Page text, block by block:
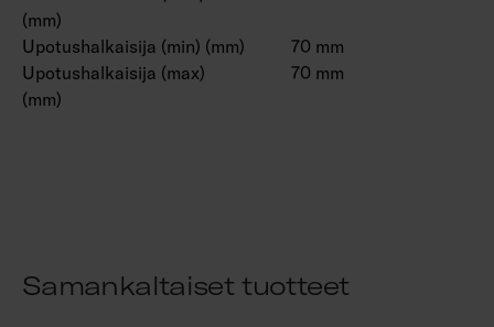
(mm)
Upotushalkaisija (min) (mm)
70 mm
Upotushalkaisija (max)
(mm)
70 mm
Samankaltaiset tuotteet